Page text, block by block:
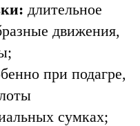
длительное
движения,
при подагре,
сумках;